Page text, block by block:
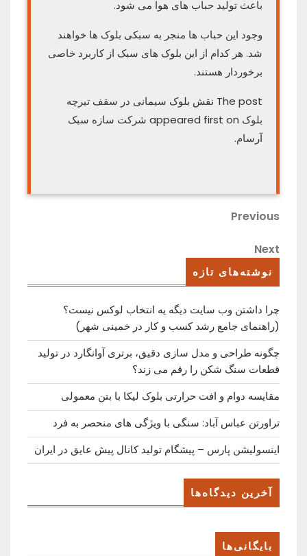
باعث تولید حباب های هوا می شود.
وجود این حباب ها منجر به سبکی بلوک ها خواهند
شد. هر کدام از این بلوک های سبک از کاربرد خاصی
برخوردار هستند.
The post نقش بلوک سیمانی در سقف تیرچه
بلوک appeared first on شرکت سازه سبک
آرسام.
راهبری
نوشته
Previous
Previous
Next
Next
نوشته‌های تازه
چرا داشتن وب سایت دیگه یه انتخاب لوکس نیست؟
(راهنمای جامع رشد کسب ‌و کار در خمینی ‌شهر)
چگونه طراحی و مدل سازی دقیق، برتری آوانگارد در تولید
قطعات سنگ شکن را رقم می زند؟
مقایسه دوام و افت حرارتی بلوک لیکا با بتن معمولی
تراورتن عباس آباد: سنگی با ویژگی های منحصر به فرد
اینسولیشن پارس – پیشگام تولید کانال پیش عایق در ایران
آخرین دیدگاه‌ها
بایگانی‌ها